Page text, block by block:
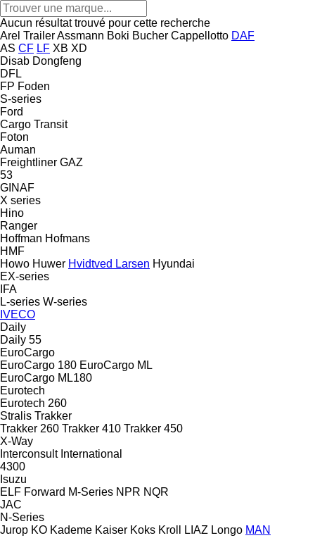
Aucun résultat trouvé pour cette recherche
Arel TrailerAssmann Boki Bucher Cappellotto DAF
AS CF LF XB XD
Disab Dongfeng
DFL
FP Foden
S-series
Ford
Cargo Transit
Foton
Auman
Freightliner GAZ
53
GINAF
X series
Hino
Ranger
Hoffman Hofmans
HMF
Howo Huwer Hvidtved Larsen Hyundai
EX-series
IFA
L-series W-series
IVECO
Daily
Daily 55
EuroCargo
EuroCargo 180 EuroCargo ML
EuroCargo ML180
Eurotech
Eurotech 260
Stralis Trakker
Trakker 260 Trakker 410 Trakker 450
X-Way
Interconsult International
4300
Isuzu
ELF Forward M-Series NPR NQR
JAC
N-Series
Jurop KO Kademe Kaiser Koks Kroll LIAZ Longo MAN